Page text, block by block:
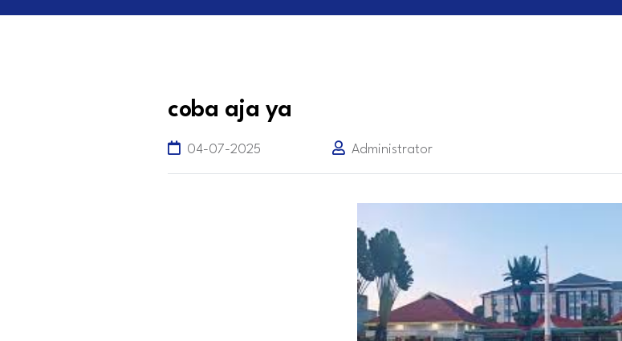
coba aja ya
04-07-2025 Administrator